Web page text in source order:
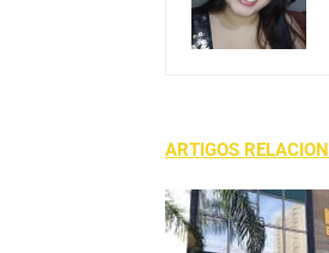
ARTIGOS